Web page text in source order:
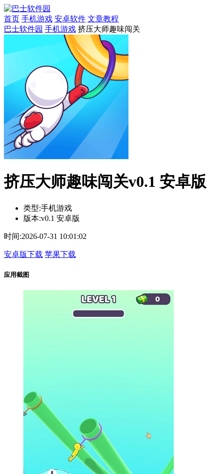
首页 手机游戏 安卓软件 文章教程
巴士软件园 手机游戏 挤压大师趣味闯关
挤压大师趣味闯关v0.1 安卓版
类型:手机游戏
版本:v0.1 安卓版
时间:2026-07-31 10:01:02
安卓版下载 苹果下载
应用截图